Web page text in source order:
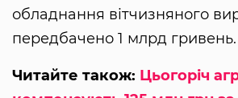
обладнання вітчизняного
передбачено 1 млрд гривень.
Читайте також: Цьогоріч